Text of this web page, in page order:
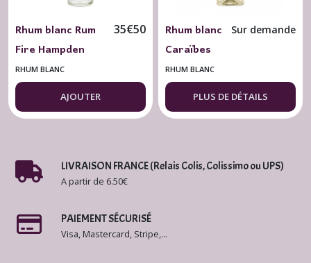
Rhum blanc Rum
Fire Hampden
Jamaïque 63° - 70
cl.
35€50
RHUM BLANC
AJOUTER
Rhum blanc
Caraïbes
Veritas
Sur demande
RHUM BLANC
PLUS DE DÉTAILS
LIVRAISON FRANCE (Relais Colis, Colissimo ou UPS)
A partir de 6.50€
PAIEMENT SÉCURISÉ
Visa, Mastercard, Stripe,...